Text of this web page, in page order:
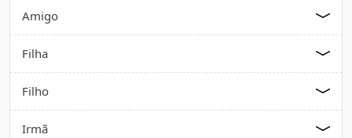
Amigo
Filha
Filho
Irmã